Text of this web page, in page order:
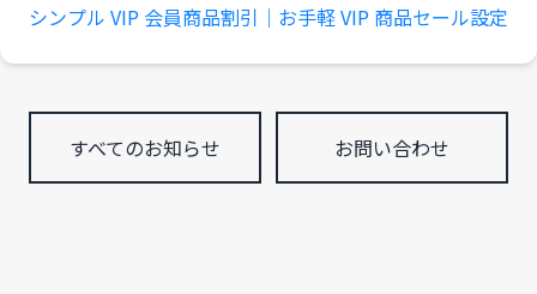
シンプル VIP 会員商品割引｜お手軽 VIP 商品セール設定
すべてのお知らせ お問い合わせ